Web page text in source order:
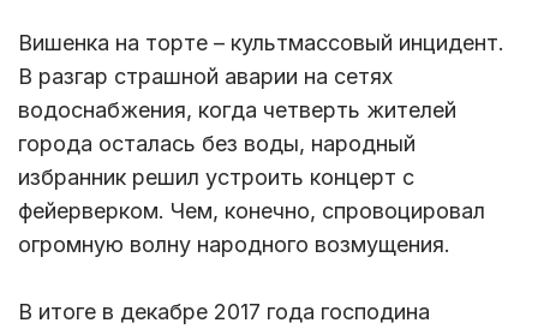
Вишенка на торте – культмассовый инцидент.
В разгар страшной аварии на сетях
водоснабжения, когда четверть жителей
города осталась без воды, народный
избранник решил устроить концерт с
фейерверком. Чем, конечно, спровоцировал
огромную волну народного возмущения.
В итоге в декабре 2017 года господина